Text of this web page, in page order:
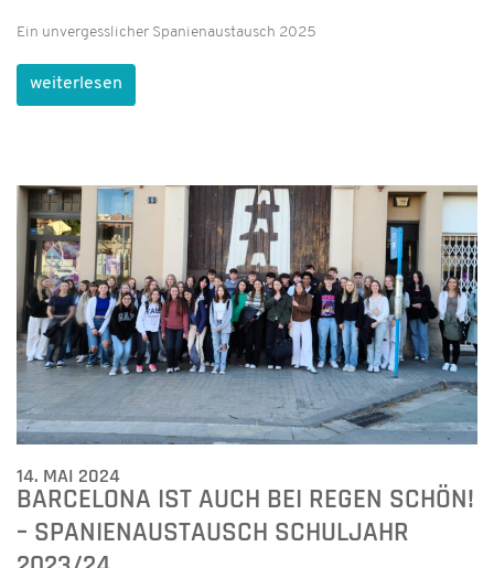
Ein unvergesslicher Spanienaustausch 2025
weiterlesen
14. MAI 2024
BARCELONA IST AUCH BEI REGEN SCHÖN!
– SPANIENAUSTAUSCH SCHULJAHR